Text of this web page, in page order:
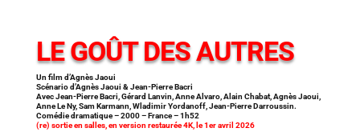
LE GOÛT DES AUTRES
Un film d’Agnès Jaoui
Scénario d’Agnès Jaoui & Jean-Pierre Bacri
Avec Jean-Pierre Bacri, Gérard Lanvin, Anne Alvaro, Alain Chabat, Agnès Jaoui,
Anne Le Ny, Sam Karmann, Wladimir Yordanoff, Jean-Pierre Darroussin.
Comédie dramatique – 2000 – France – 1h52
(re) sortie en salles, en version restaurée 4K, le 1er avril 2026